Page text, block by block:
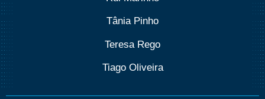
Tânia Pinho
Teresa Rego
Tiago Oliveira